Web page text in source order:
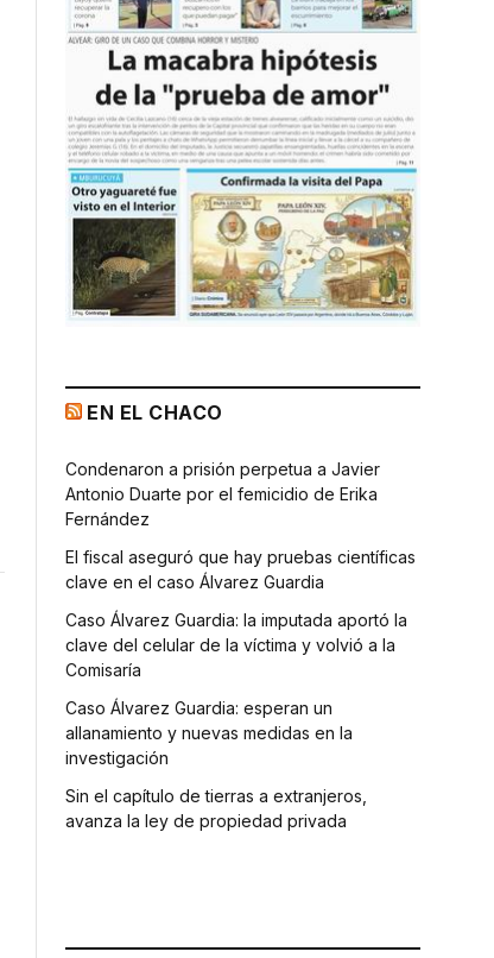
EN EL CHACO
Condenaron a prisión perpetua a Javier
Antonio Duarte por el femicidio de Erika
Fernández
El fiscal aseguró que hay pruebas científicas
clave en el caso Álvarez Guardia
Caso Álvarez Guardia: la imputada aportó la
clave del celular de la víctima y volvió a la
Comisaría
Caso Álvarez Guardia: esperan un
allanamiento y nuevas medidas en la
investigación
Sin el capítulo de tierras a extranjeros,
avanza la ley de propiedad privada